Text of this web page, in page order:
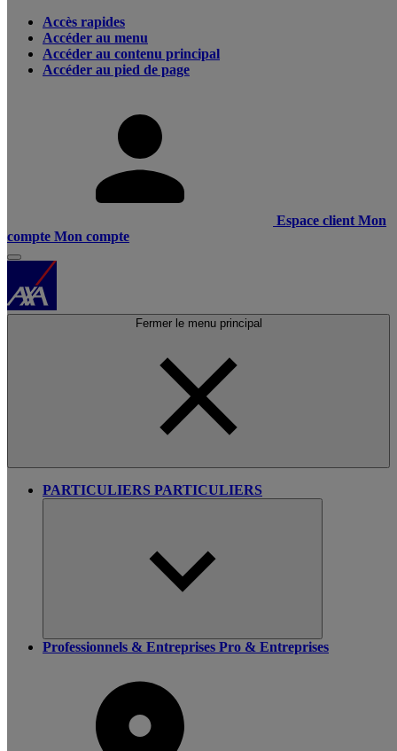
Accès rapides
Accéder au menu
Accéder au contenu principal
Accéder au pied de page
Espace client Mon
compte Mon compte
Fermer le menu principal
PARTICULIERS PARTICULIERS
Professionnels & Entreprises Pro & Entreprises